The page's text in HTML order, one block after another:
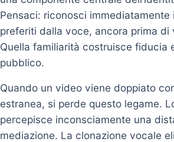
Pensaci: riconosci immediatamente
preferiti dalla voce, ancora prima di
Quella familiarità costruisce fiducia
pubblico.
Quando un video viene doppiato
estranea, si perde questo legame.
percepisce inconsciamente una
mediazione. La clonazione vocale